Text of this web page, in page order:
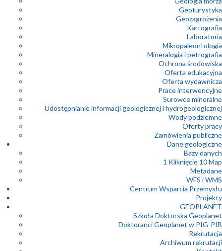
Geoturystyka
Geozagrożenia
Kartografia
Laboratoria
Mikropaleontologia
Mineralogia i petrografia
Ochrona środowiska
Oferta edukacyjna
Oferta wydawnicza
Prace interwencyjne
Surowce mineralne
Udostępnianie informacji geologicznej i hydrogeologicznej
Wody podziemne
Oferty pracy
Zamówienia publiczne
Dane geologiczne
Bazy danych
1 Kliknięcie 10 Map
Metadane
WFS i WMS
Centrum Wsparcia Przemysłu
Projekty
GEOPLANET
Szkoła Doktorska Geoplanet
Doktoranci Geoplanet w PIG-PIB
Rekrutacja
Archiwum rekrutacji